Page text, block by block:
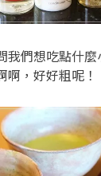
我們想吃點什
啊，好好粗呢！